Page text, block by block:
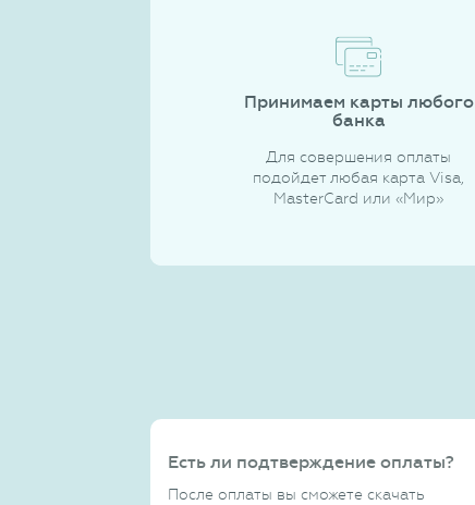
Принимаем карты любого
банка
Для совершения оплаты
подойдет любая карта Visa,
MasterCard или «Мир»
Есть ли подтверждение оплаты?
После оплаты вы сможете скачать